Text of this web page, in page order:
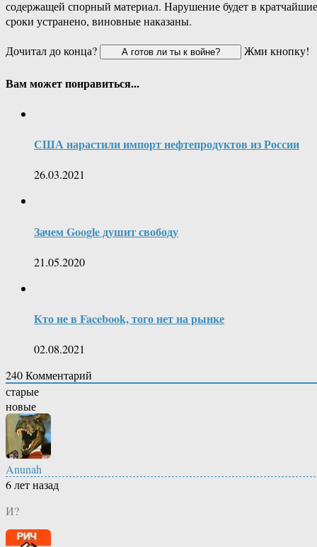
содержащей спорный материал. Нарушение будет в кратчайшие
сроки устранено, виновные наказаны.
Дочитал до конца?
Жми кнопку!
Вам может понравиться...
США нарастили импорт нефтепродуктов из России
26.03.2021
Зачем Google душит свободу
21.05.2020
Кто не в Facebook, того нет на рынке
02.08.2021
240Комментарий
старые
новые
Anunah
6 лет назад
И?